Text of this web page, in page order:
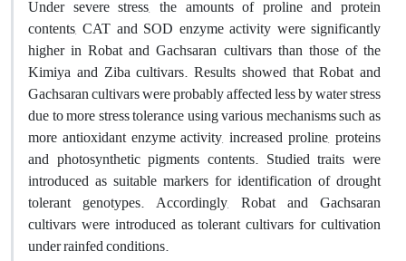
Under severe stress, the amounts of proline and protein
contents, CAT and SOD enzyme activity were significantly
higher in Robat and Gachsaran cultivars than those of the
Kimiya and Ziba cultivars. Results showed that Robat and
Gachsaran cultivars were probably affected less by water stress
due to more stress tolerance using various mechanisms such as
more antioxidant enzyme activity, increased proline, proteins
and photosynthetic pigments contents. Studied traits were
introduced as suitable markers for identification of drought
tolerant genotypes. Accordingly, Robat and Gachsaran
cultivars were introduced as tolerant cultivars for cultivation
under rainfed conditions.